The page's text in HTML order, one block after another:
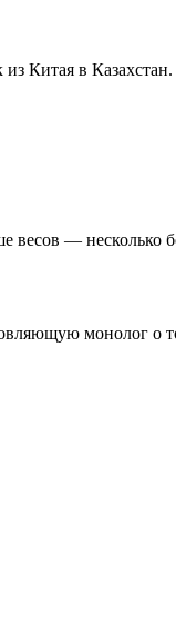
Китая в Казахстан.
— несколько
монолог о